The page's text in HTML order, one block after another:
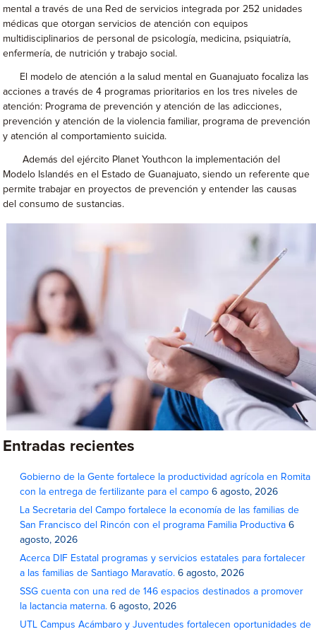
mental a través de una Red de servicios integrada por 252 unidades
médicas que otorgan servicios de atención con equipos
multidisciplinarios de personal de psicología, medicina, psiquiatría,
enfermería, de nutrición y trabajo social.
El modelo de atención a la salud mental en Guanajuato focaliza las
acciones a través de 4 programas prioritarios en los tres niveles de
atención: Programa de prevención y atención de las adicciones,
prevención y atención de la violencia familiar, programa de prevención
y atención al comportamiento suicida.
Además del ejército Planet Youthcon la implementación del
Modelo Islandés en el Estado de Guanajuato, siendo un referente que
permite trabajar en proyectos de prevención y entender las causas
del consumo de sustancias.
Entradas recientes
Gobierno de la Gente fortalece la productividad agrícola en Romita
con la entrega de fertilizante para el campo 6 agosto, 2026
La Secretaria del Campo fortalece la economía de las familias de
San Francisco del Rincón con el programa Familia Productiva 6
agosto, 2026
Acerca DIF Estatal programas y servicios estatales para fortalecer
a las familias de Santiago Maravatío. 6 agosto, 2026
SSG cuenta con una red de 146 espacios destinados a promover
la lactancia materna. 6 agosto, 2026
UTL Campus Acámbaro y Juventudes fortalecen oportunidades de